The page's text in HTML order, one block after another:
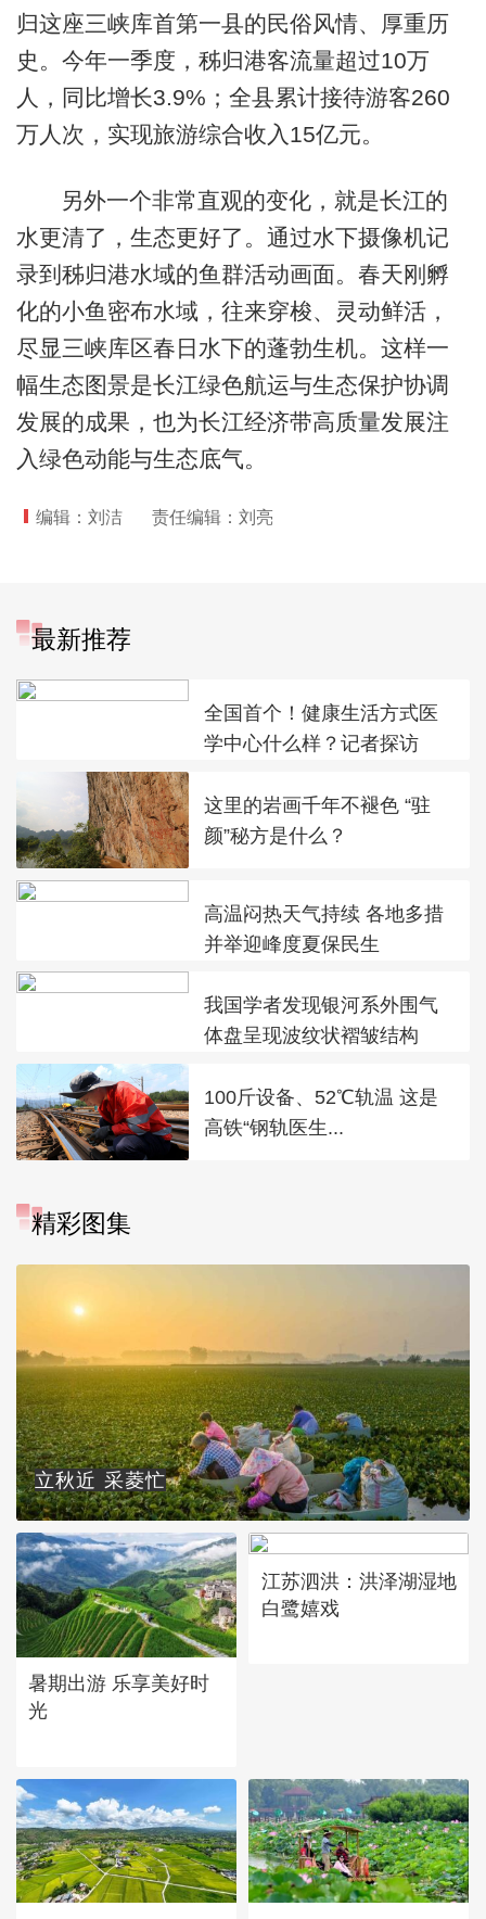
归这座三峡库首第一县的民俗风情、厚重历
史。今年一季度，秭归港客流量超过10万
人，同比增长3.9%；全县累计接待游客260
万人次，实现旅游综合收入15亿元。
另外一个非常直观的变化，就是长江的
水更清了，生态更好了。通过水下摄像机记
录到秭归港水域的鱼群活动画面。春天刚孵
化的小鱼密布水域，往来穿梭、灵动鲜活，
尽显三峡库区春日水下的蓬勃生机。这样一
幅生态图景是长江绿色航运与生态保护协调
发展的成果，也为长江经济带高质量发展注
入绿色动能与生态底气。
编辑：刘洁 责任编辑：刘亮
最新推荐
全国首个！健康生活方式医
学中心什么样？记者探访
这里的岩画千年不褪色 “驻
颜”秘方是什么？
高温闷热天气持续 各地多措
并举迎峰度夏保民生
我国学者发现银河系外围气
体盘呈现波纹状褶皱结构
100斤设备、52℃轨温 这是
高铁“钢轨医生...
精彩图集
立秋近 采菱忙
暑期出游 乐享美好时
光
江苏泗洪：洪泽湖湿地
白鹭嬉戏